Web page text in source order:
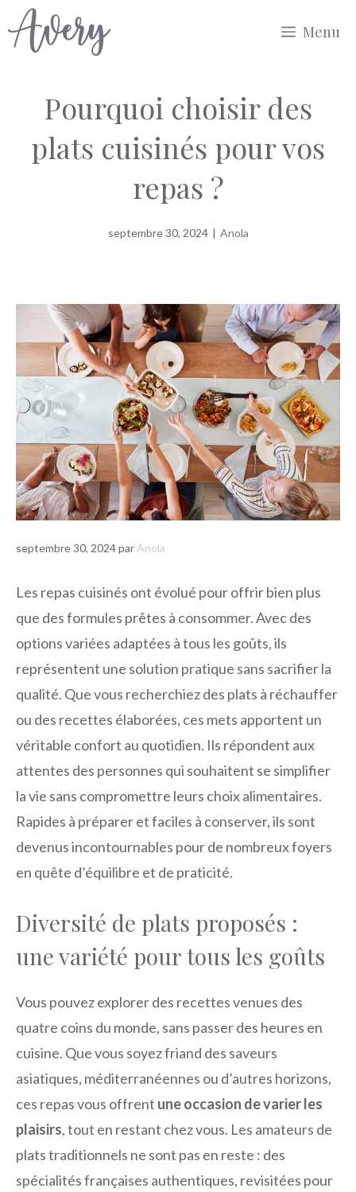
Aller
au
Menu
Pourquoi choisir des
plats cuisinés pour vos
repas ?
septembre 30, 2024 | Anola
septembre 30, 2024par Anola
Les repas cuisinés ont évolué pour offrir bien plus
que des formules prêtes à consommer. Avec des
options variées adaptées à tous les goûts, ils
représentent une solution pratique sans sacrifier la
qualité. Que vous recherchiez des plats à réchauffer
ou des recettes élaborées, ces mets apportent un
véritable confort au quotidien. Ils répondent aux
attentes des personnes qui souhaitent se simplifier
la vie sans compromettre leurs choix alimentaires.
Rapides à préparer et faciles à conserver, ils sont
devenus incontournables pour de nombreux foyers
en quête d’équilibre et de praticité.
Diversité de plats proposés :
une variété pour tous les goûts
Vous pouvez explorer des recettes venues des
quatre coins du monde, sans passer des heures en
cuisine. Que vous soyez friand des saveurs
asiatiques, méditerranéennes ou d’autres horizons,
ces repas vous offrent une occasion de varier les
plaisirs, tout en restant chez vous. Les amateurs de
plats traditionnels ne sont pas en reste : des
spécialités françaises authentiques, revisitées pour